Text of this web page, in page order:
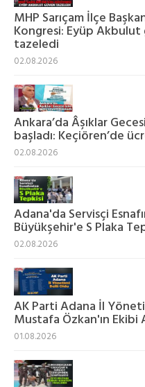
MHP Sarıçam İlçe
Kongresi: Eyüp Akbulut
tazeledi
02.08.2026
Ankara’da Âşıklar
başladı: Keçiören’de
02.08.2026
Adana'da Servisçi
Büyükşehir'e S Plaka
02.08.2026
AK Parti Adana İl
Mustafa Özkan'ın Ekibi
01.08.2026